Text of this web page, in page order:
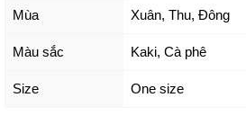
Mùa Xuân, Thu, Đông
Màu sắc Kaki, Cà phê
Size One size